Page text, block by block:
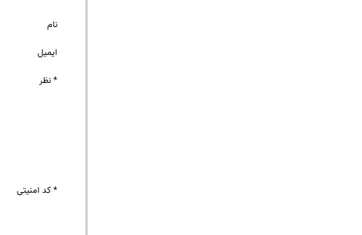
نام
ایمیل
* نظر
* کد امنیتی